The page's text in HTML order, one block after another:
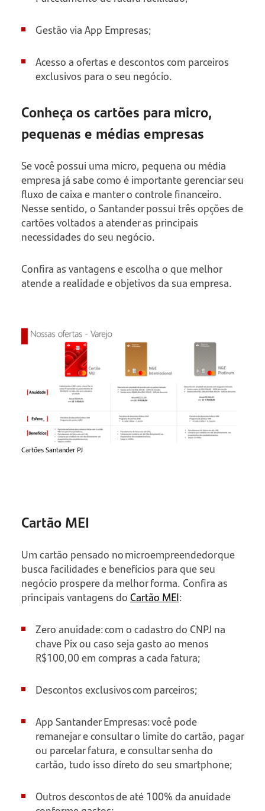
Gestão via App Empresas;
Acesso a ofertas e descontos com parceiros
exclusivos para o seu negócio.
Conheça os cartões para micro,
pequenas e médias empresas
Se você possui uma micro, pequena ou média
empresa já sabe como é importante gerenciar seu
fluxo de caixa e manter o controle financeiro.
Nesse sentido, o Santander possui três opções de
cartões voltados a atender as principais
necessidades do seu negócio.
Confira as vantagens e escolha o que melhor
atende a realidade e objetivos da sua empresa.
Cartões Santander PJ
Cartão MEI
Um cartão pensado no microempreendedor que
busca facilidades e benefícios para que seu
negócio prospere da melhor forma.​​ Confira as
principais vantagens doCartão MEI:
Zero anuidade: com o cadastro do CNPJ na
chave Pix ou caso seja gasto ao menos
R$100,00 em compras a cada fatura;
Descontos exclusivos com parceiros;
App Santander Empresas: você pode
remanejar e consultar o limite do cartão, pagar
ou parcelar fatura, e consultar senha do
cartão, tudo isso direto do seu smartphone;
Outros descontos de até 100% da anuidade